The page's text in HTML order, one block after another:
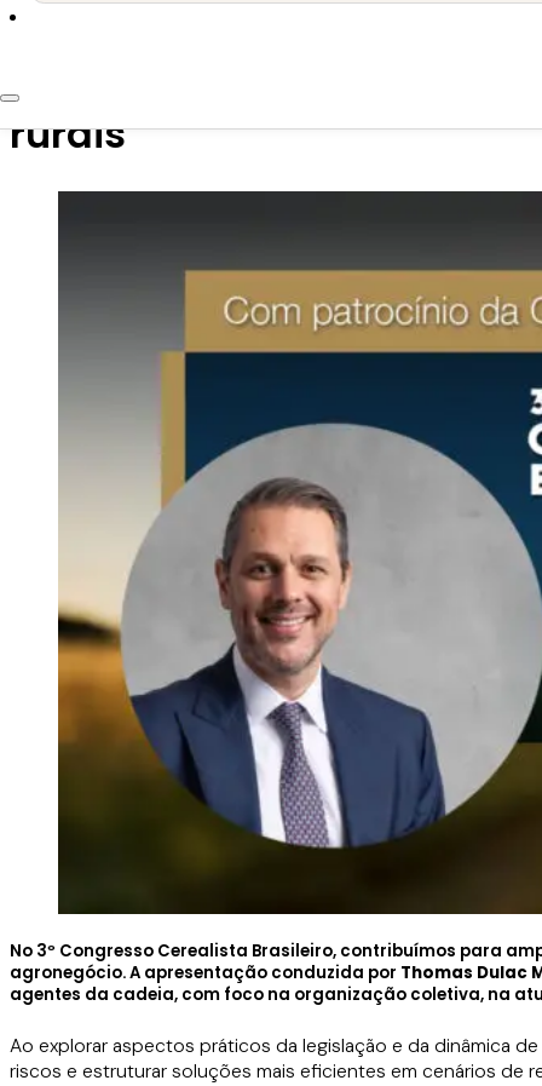
27 de novembro de 2025
Plano alternativo de
rurais
No 3º Congresso Cerealista Brasileiro, contribuímos para
agronegócio. A apresentação conduzida por Thomas Dulac
agentes da cadeia, com foco na organização coletiva, na
Ao explorar aspectos práticos da legislação e da dinâmica
riscos e estruturar soluções mais eficientes em cenários de